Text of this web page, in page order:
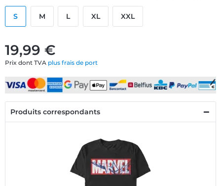
19,99 €
Prix dont TVA plus frais de port
S M L XL XXL
Produits correspondants